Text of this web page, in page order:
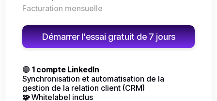
Facturation mensuelle
Démarrer l'essai gratuit de 7 jours
🟣 1 compte LinkedIn
Synchronisation et automatisation de la
gestion de la relation client (CRM)
🧩Whitelabel inclus